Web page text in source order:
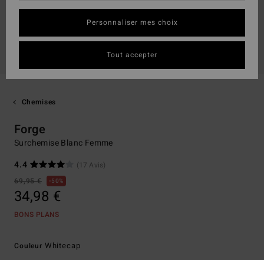
Chemises
Forge
Surchemise Blanc Femme
4.4
(17 Avis)
69,95 €
50%
34,98 €
BONS PLANS
Couleur Whitecap
Personnaliser mes choix
Tout accepter